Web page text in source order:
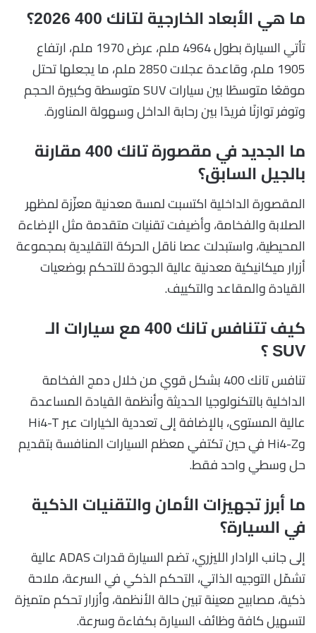
ما هي الأبعاد الخارجية لتانك 400 2026؟
تأتي السيارة بطول 4964 ملم، عرض 1970 ملم، ارتفاع
1905 ملم، وقاعدة عجلات 2850 ملم، ما يجعلها تحتل
موقعًا متوسطًا بين سيارات SUV متوسطة وكبيرة الحجم
وتوفر توازنًا فريدًا بين رحابة الداخل وسهولة المناورة.
ما الجديد في مقصورة تانك 400 مقارنة
بالجيل السابق؟
المقصورة الداخلية اكتسبت لمسة معدنية معزّزة لمظهر
الصلابة والفخامة، وأضيفت تقنيات متقدمة مثل الإضاءة
المحيطية، واستبدلت عصا ناقل الحركة التقليدية بمجموعة
أزرار ميكانيكية معدنية عالية الجودة للتحكم بوضعيات
القيادة والمقاعد والتكييف.
كيف تتنافس تانك 400 مع سيارات الـ
SUV ؟
تنافس تانك 400 بشكل قوي من خلال دمج الفخامة
الداخلية بالتكنولوجيا الحديثة وأنظمة القيادة المساعدة
عالية المستوى، بالإضافة إلى تعددية الخيارات عبر Hi4-T
وHi4-Z في حين تكتفي معظم السيارات المنافسة بتقديم
حل وسطي واحد فقط.
ما أبرز تجهيزات الأمان والتقنيات الذكية
في السيارة؟
إلى جانب الرادار الليزري، تضم السيارة قدرات ADAS عالية
تشمّل التوجيه الذاتي، التحكم الذكي في السرعة، ملاحة
ذكية، مصابيح معينة تبين حالة الأنظمة، وأزرار تحكم متميزة
لتسهيل كافة وظائف السيارة بكفاءة وسرعة.